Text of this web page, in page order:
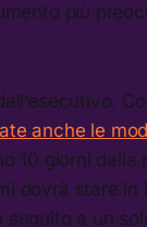
più
anche le
10 giorni
dovrà stare in
a un